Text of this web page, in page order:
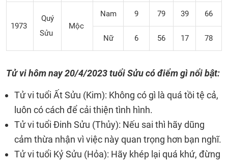
1973
Quý
Sửu
Mộc
Nam 9 79 39 66
Nữ 6 56 17 78
Tử vi hôm nay20/4/2023tuổi Sửu có điểm gì nổi bật:
Tử vi tuổi Ất Sửu (Kim): Không có gì là quá tồi tệ cả,
luôn có cách để cải thiện tình hình.
Tử vi tuổi Đinh Sửu (Thủy): Nếu sai thì hãy dũng
cảm thừa nhận vì việc này quan trọng hơn bạn nghĩ.
Tử vi tuổi Kỷ Sửu (Hỏa): Hãy khép lại quá khứ, đừng